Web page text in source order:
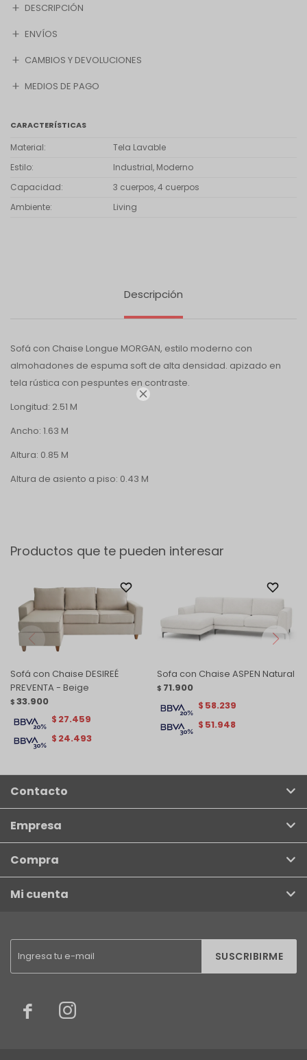

DESCRIPCIÓN
ENVÍOS
CAMBIOS Y DEVOLUCIONES
MEDIOS DE PAGO
CARACTERÍSTICAS
Material
Tela Lavable
Estilo
Industrial, Moderno
Capacidad
3 cuerpos, 4 cuerpos
Ambiente
Living
Descripción
Sofá con Chaise Longue MORGAN, estilo moderno con
almohadones de espuma soft de alta densidad. apizado en
tela rústica con pespuntes en contraste.
Longitud: 2.51 M
Ancho: 1.63 M
Altura: 0.85 M
Altura de asiento a piso: 0.43 M
Productos que te pueden interesar
Sofá con Chaise DESIREÉ
PREVENTA - Beige
$ 33.900
$ 24.493
$ 27.459
Sofa con Chaise ASPEN Natural
$ 71.900
$ 51.948
$ 58.239
SUSCRIBIRME
 
Contacto
Empresa
Compra
Mi cuenta